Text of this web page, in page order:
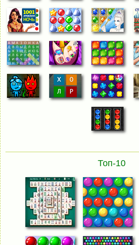
Топ-10